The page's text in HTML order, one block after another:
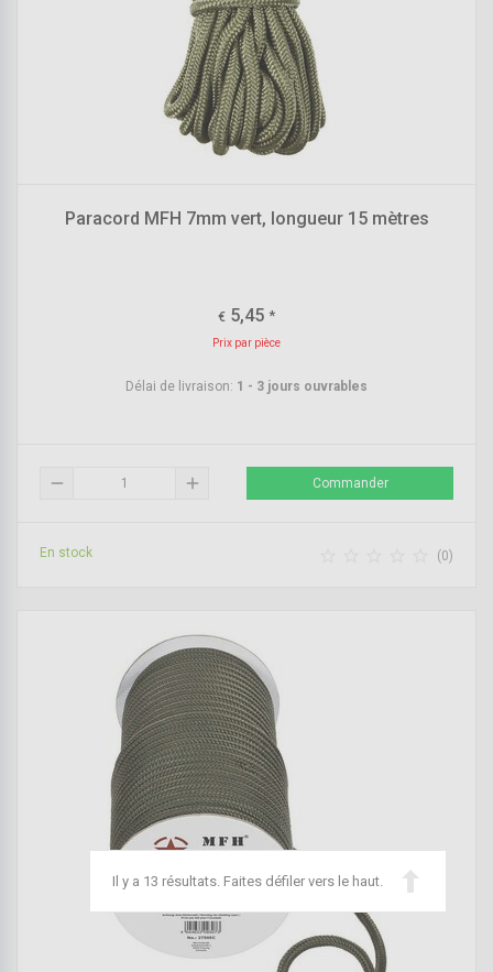
Paracord MFH 7mm vert, longueur 15 mètres
€ 5,45 *
Prix par pièce
Délai de livraison: 1 - 3 jours ouvrables
remove add Commander
En stock (0)
Il y a 13 résultats. Faites défiler vers le haut.